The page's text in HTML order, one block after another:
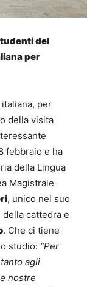
del
per
per
della visita
febbraio e ha
della Lingua
Magistrale
, unico nel suo
cattedra e
. Che ci tiene
studio: “Per
tanto agli
nostre